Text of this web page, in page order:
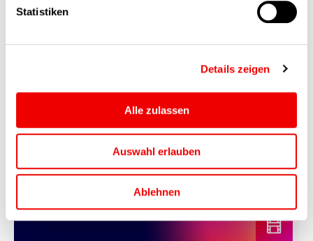
Statistiken
Details zeigen
Alle zulassen
Auswahl erlauben
Ablehnen